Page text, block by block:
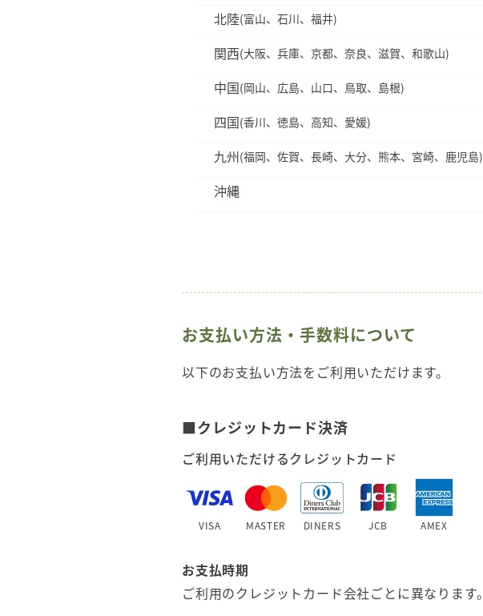
北陸(富山、石川、福井)
関西(大阪、兵庫、京都、奈良、滋賀、和歌山)
中国(岡山、広島、山口、鳥取、島根)
四国(香川、徳島、高知、愛媛)
九州(福岡、佐賀、長崎、大分、熊本、宮崎、鹿児島)
沖縄
お支払い方法・手数料について
以下のお支払い方法をご利用いただけます。
■クレジットカード決済
ご利用いただけるクレジットカード
VISA MASTER DINERS JCB AMEX
お支払時期
ご利用のクレジットカード会社ごとに異なります。